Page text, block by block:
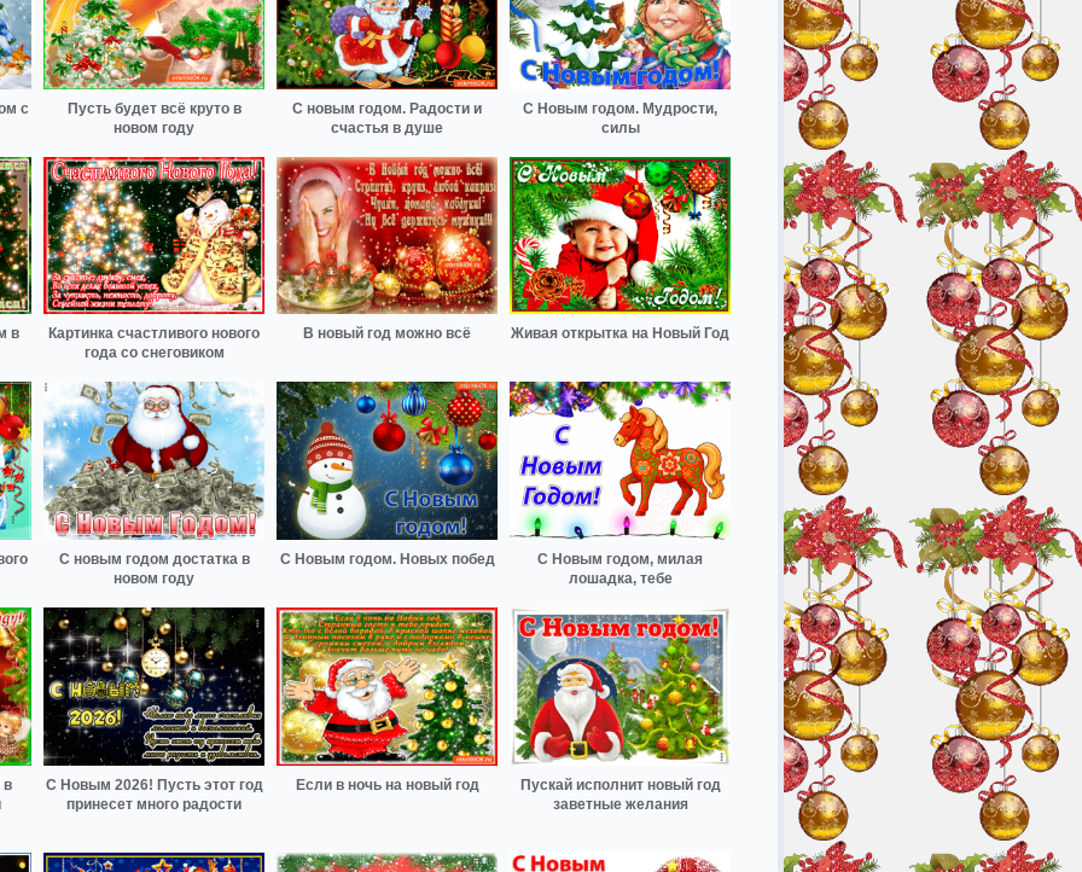
с
Пусть будет всё круто в
новом году
С новым годом. Радости и
счастья в душе
С Новым годом. Мудрости,
силы
в
Картинка счастливого нового
года со снеговиком
В новый год можно всё Живая открытка на Новый Год
С новым годом достатка в
новом году
С Новым годом. Новых побед
С Новым годом, милая
лошадка, тебе
в
С Новым 2026! Пусть этот год
принесет много радости
Если в ночь на новый год
Пускай исполнит новый год
заветные желания